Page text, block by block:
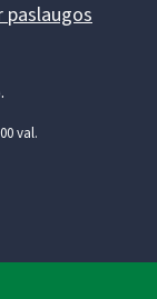
paslaugos
val.